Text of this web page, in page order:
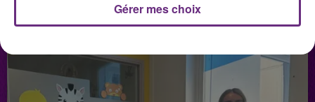
LES PODCASTSGérer mes choix